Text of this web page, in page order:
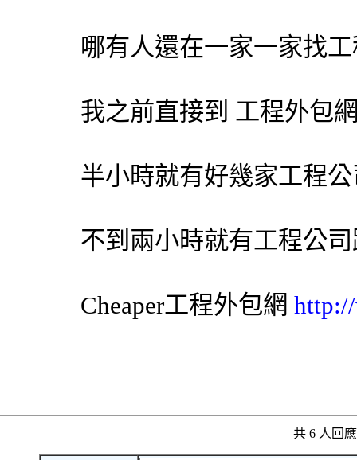
哪有人還在一家一家找
我之前直接到 工程外包
半小時就有好幾家工程
不到兩小時就有工程公
Cheaper工程外包網
共 6 人回